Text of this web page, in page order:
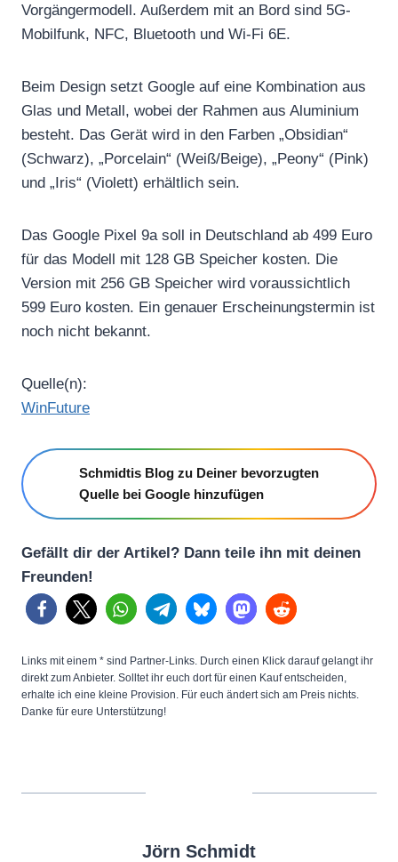
Vorgängermodell. Außerdem mit an Bord sind 5G-
Mobilfunk, NFC, Bluetooth und Wi-Fi 6E.
Beim Design setzt Google auf eine Kombination aus
Glas und Metall, wobei der Rahmen aus Aluminium
besteht. Das Gerät wird in den Farben „Obsidian“
(Schwarz), „Porcelain“ (Weiß/Beige), „Peony“ (Pink)
und „Iris“ (Violett) erhältlich sein.
Das Google Pixel 9a soll in Deutschland ab 499 Euro
für das Modell mit 128 GB Speicher kosten. Die
Version mit 256 GB Speicher wird voraussichtlich
599 Euro kosten. Ein genauer Erscheinungstermin ist
noch nicht bekannt.
Quelle(n):
WinFuture
Schmidtis Blog zu Deiner bevorzugten
Quelle bei Google hinzufügen
Gefällt dir der Artikel? Dann teile ihn mit deinen
Freunden!
Links mit einem * sind Partner-Links. Durch einen Klick darauf gelangt ihr
direkt zum Anbieter. Solltet ihr euch dort für einen Kauf entscheiden,
erhalte ich eine kleine Provision. Für euch ändert sich am Preis nichts.
Danke für eure Unterstützung!
Jörn Schmidt